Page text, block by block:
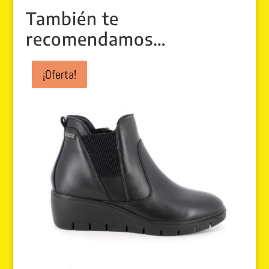
También te
recomendamos…
¡Oferta!